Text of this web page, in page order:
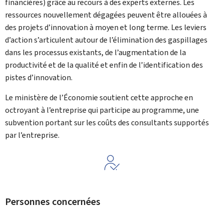
financières) grâce au recours à des experts externes. Les
ressources nouvellement dégagées peuvent être allouées à
des projets d’innovation à moyen et long terme. Les leviers
d’action s’articulent autour de l’élimination des gaspillages
dans les processus existants, de l’augmentation de la
productivité et de la qualité et enfin de l’identification des
pistes d’innovation.
Le ministère de l’Économie soutient cette approche en
octroyant à l’entreprise qui participe au programme, une
subvention portant sur les coûts des consultants supportés
par l’entreprise.
Personnes concernées